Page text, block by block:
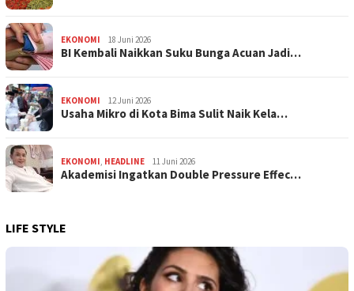
EKONOMI 18 Juni 2026
BI Kembali Naikkan Suku Bunga Acuan Jadi…
EKONOMI 12 Juni 2026
Usaha Mikro di Kota Bima Sulit Naik Kela…
EKONOMI HEADLINE 11 Juni 2026
Akademisi Ingatkan Double Pressure Effec…
LIFE STYLE